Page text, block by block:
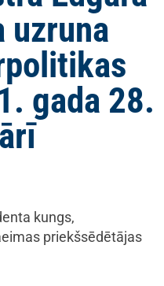
uzruna
gada 28.
kungs,
priekšsēdētājas